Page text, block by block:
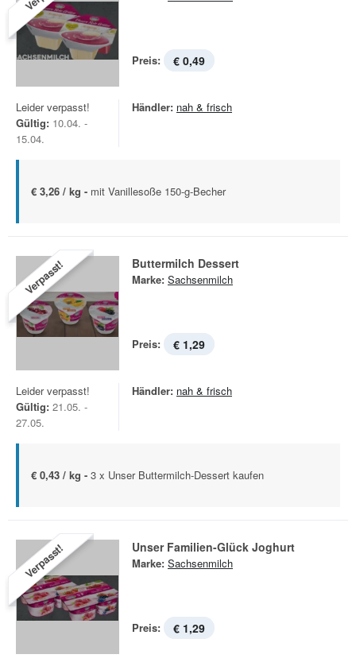
Preis: € 0,49
Leider verpasst!
Gültig: 10.04. -
15.04.
Händler: nah & frisch
€ 3,26 / kg - mit Vanillesoße 150-g-Becher
Verpasst! Buttermilch Dessert
Marke: Sachsenmilch
Preis: € 1,29
Leider verpasst!
Gültig: 21.05. -
27.05.
Händler: nah & frisch
€ 0,43 / kg - 3 x Unser Buttermilch-Dessert kaufen
Verpasst! Unser Familien-Glück Joghurt
Marke: Sachsenmilch
Preis: € 1,29